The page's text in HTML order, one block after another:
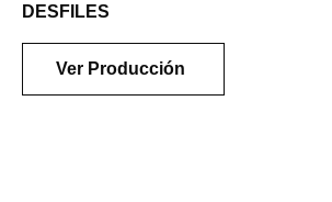
DESFILES
Ver Producción